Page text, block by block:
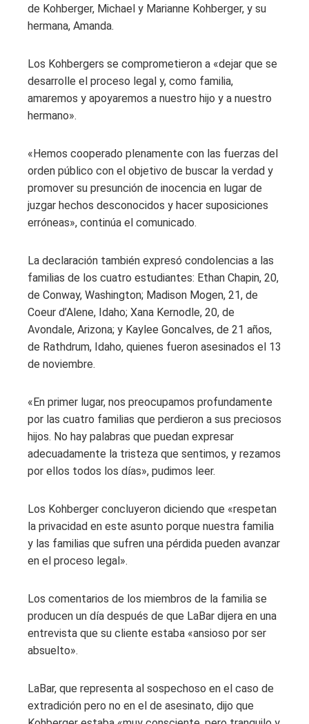
de Kohberger, Michael y Marianne Kohberger, y su
hermana, Amanda.
Los Kohbergers se comprometieron a «dejar que se
desarrolle el proceso legal y, como familia,
amaremos y apoyaremos a nuestro hijo y a nuestro
hermano».
«Hemos cooperado plenamente con las fuerzas del
orden público con el objetivo de buscar la verdad y
promover su presunción de inocencia en lugar de
juzgar hechos desconocidos y hacer suposiciones
erróneas», continúa el comunicado.
La declaración también expresó condolencias a las
familias de los cuatro estudiantes: Ethan Chapin, 20,
de Conway, Washington; Madison Mogen, 21, de
Coeur d’Alene, Idaho; Xana Kernodle, 20, de
Avondale, Arizona; y Kaylee Goncalves, de 21 años,
de Rathdrum, Idaho, quienes fueron asesinados el 13
de noviembre.
«En primer lugar, nos preocupamos profundamente
por las cuatro familias que perdieron a sus preciosos
hijos. No hay palabras que puedan expresar
adecuadamente la tristeza que sentimos, y rezamos
por ellos todos los días», pudimos leer.
Los Kohberger concluyeron diciendo que «respetan
la privacidad en este asunto porque nuestra familia
y las familias que sufren una pérdida pueden avanzar
en el proceso legal».
Los comentarios de los miembros de la familia se
producen un día después de que LaBar dijera en una
entrevista que su cliente estaba «ansioso por ser
absuelto».
LaBar, que representa al sospechoso en el caso de
extradición pero no en el de asesinato, dijo que